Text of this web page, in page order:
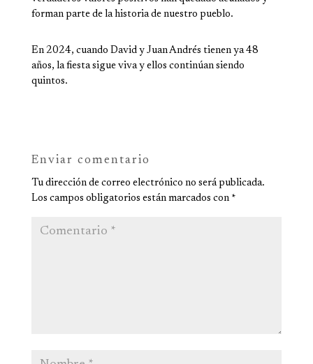
forman parte de la historia de nuestro pueblo.
En 2024, cuando David y Juan Andrés tienen ya 48
años, la fiesta sigue viva y ellos continúan siendo
quintos.
Enviar comentario
Tu dirección de correo electrónico no será publicada.
Los campos obligatorios están marcados con *